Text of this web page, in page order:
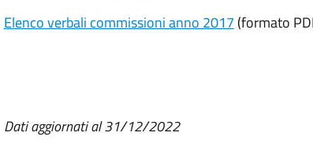
Elenco verbali commissioni anno 2017(formato
Dati aggiornati al 31/12/2022